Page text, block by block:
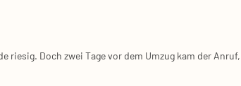
rie­sig. Doch zwei Tage vor dem Umzug kam der